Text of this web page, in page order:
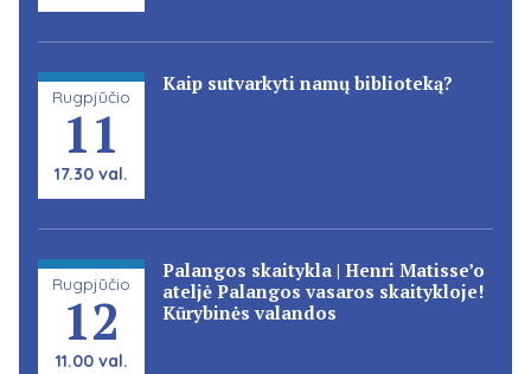
Rugpjūčio
11
17.30 val.
Kaip sutvarkyti namų biblioteką?
Rugpjūčio
12
11.00 val.
Palangos skaitykla | Henri Matisse’o
ateljė Palangos vasaros skaitykloje!
Kūrybinės valandos